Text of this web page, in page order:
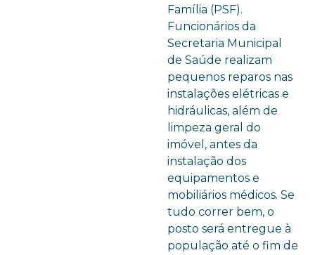
Família (PSF).
Funcionários da
Secretaria Municipal
de Saúde realizam
pequenos reparos nas
instalações elétricas e
hidráulicas, além de
limpeza geral do
imóvel, antes da
instalação dos
equipamentos e
mobiliários médicos. Se
tudo correr bem, o
posto será entregue à
população até o fim de